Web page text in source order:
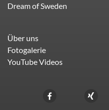
Dream of Sweden
Über uns
Fotogalerie
YouTube Videos